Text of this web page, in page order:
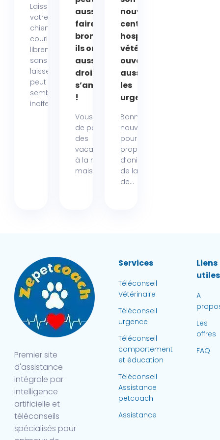
Laisser
votre
chien
courir
librement
sans
laisse
peut
sembler
inoffensif....
aussi se
faire
bronzer :
ils ont
aussile
droit de
s’amuser
!
Vous rêvez
de passer
des
vacances
à la mer,
mais...
nouveau
centre
hospitalier
vétérinaire
ouvert
aussi pour
les
urgences
Bonne
nouvelle
pour les
propriétaires
d’animaux
de la région
de...
Premier site
d'assistance
intégrale par
intelligence
artificielle et
téléconseils
spécialisés pour
Services
Téléconseil
Vétérinaire
Téléconseil
urgence
Téléconseil
comportement
et éducation
Téléconseil
Assistance
petcoach
Assistance
Liens
utiles
A
Les
offres
FAQ